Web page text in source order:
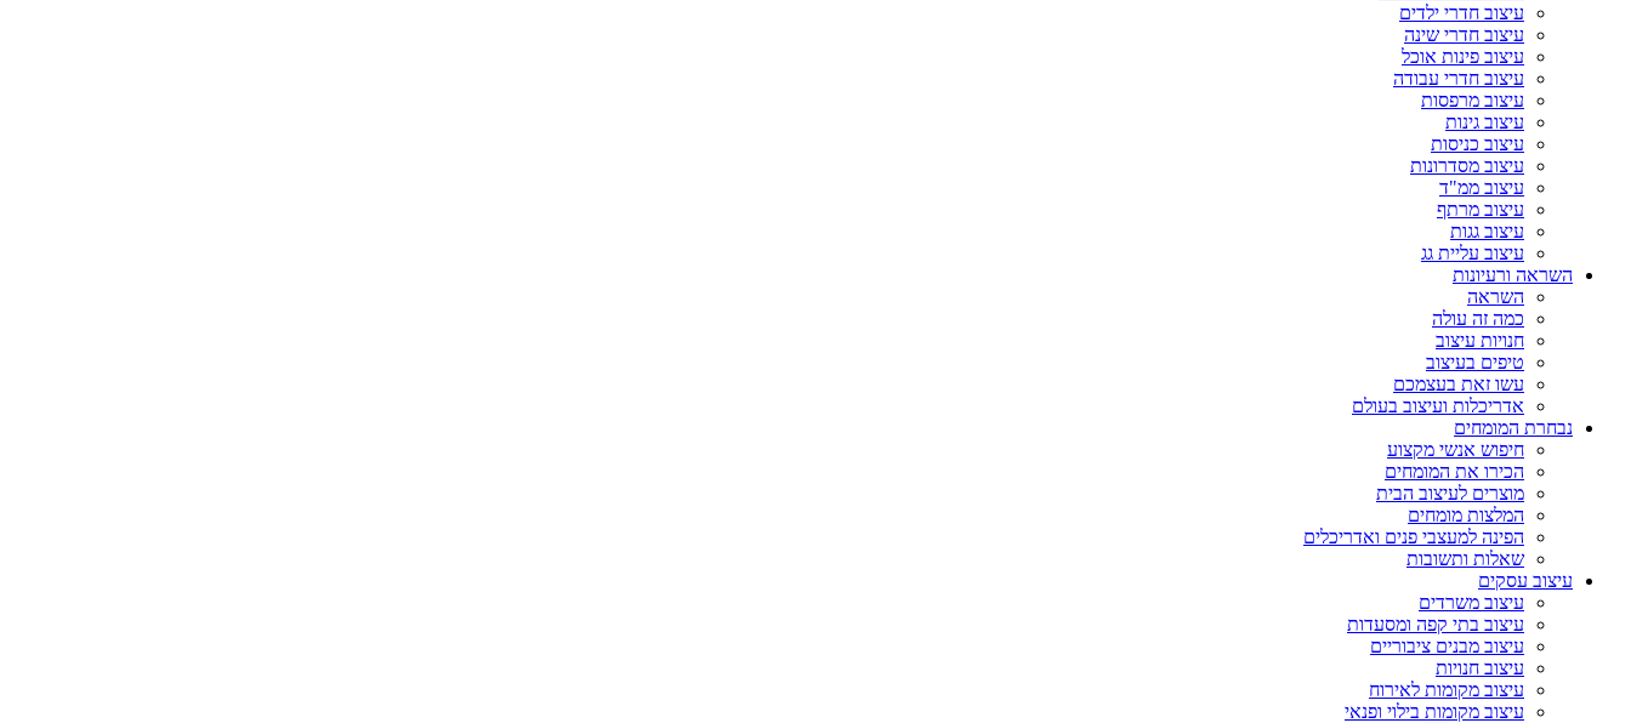
עיצוב חדרי ילדים
עיצוב חדרי שינה
עיצוב פינות אוכל
עיצוב חדרי עבודה
עיצוב מרפסות
עיצוב גינות
עיצוב כניסות
עיצוב מסדרונות
עיצוב ממ"ד
עיצוב מרתף
עיצוב גגות
עיצוב עליית גג
השראה ורעיונות
השראה
כמה זה עולה
חנויות עיצוב
טיפים בעיצוב
עשו זאת בעצמכם
אדריכלות ועיצוב בעולם
נבחרת המומחים
חיפוש אנשי מקצוע
הכירו את המומחים
מוצרים לעיצוב הבית
המלצות מומחים
הפינה למעצבי פנים ואדריכלים
שאלות ותשובות
עיצוב עסקים
עיצוב משרדים
עיצוב בתי קפה ומסעדות
עיצוב מבנים ציבוריים
עיצוב חנויות
עיצוב מקומות לאירוח
עיצוב מקומות בילוי ופנאי